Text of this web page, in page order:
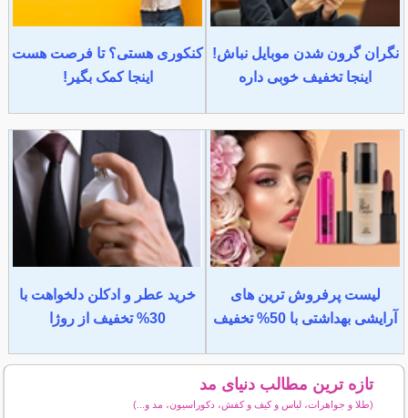
نگران گرون شدن موبایل نباش!
اینجا تخفیف خوبی داره
کنکوری هستی؟ تا فرصت هست
اینجا کمک بگیر!
لیست پرفروش ترین های
آرایشی بهداشتی با 50% تخفیف
خرید عطر و ادکلن دلخواهت با
30% تخفیف از روژا
تازه ترین مطالب دنیای مد
(طلا و جواهرات، لباس و کیف و کفش، دکوراسیون، مد و...)